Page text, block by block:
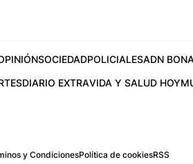
SOCIEDADPOLICIALESADN
DIARIO EXTRAVIDA Y SALUD HOY
y CondicionesPolítica de cookiesRSS